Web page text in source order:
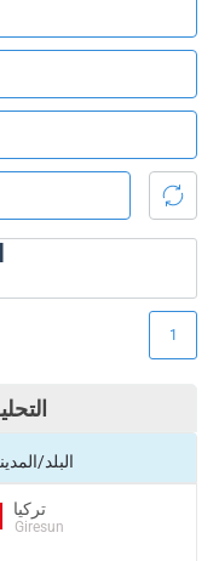
1
البلد/
تركيا
Giresun